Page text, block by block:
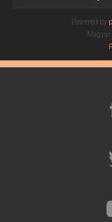
Powered by